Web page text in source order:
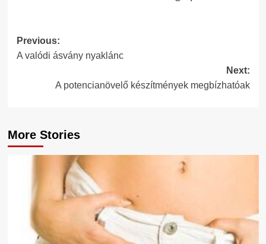
Post
navigation
Previous:
A valódi ásvány nyaklánc
Next:
A potencianövelő készítmények megbízhatóak
More Stories